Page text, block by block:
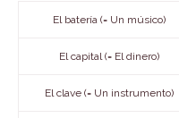
El batería (= Un músico)
El capital (= El dinero)
El clave (= Un instrumento)